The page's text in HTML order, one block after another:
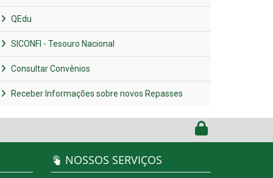
QEdu
SICONFI - Tesouro Nacional
Consultar Convênios
Receber Informações sobre novos Repasses
NOSSOS SERVIÇOS